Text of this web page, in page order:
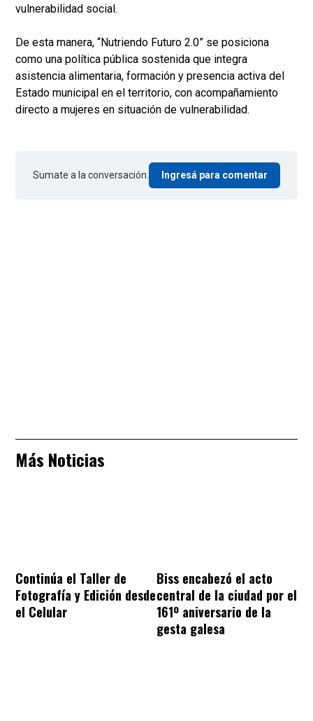
vulnerabilidad social.
De esta manera, “Nutriendo Futuro 2.0” se posiciona
como una política pública sostenida que integra
asistencia alimentaria, formación y presencia activa del
Estado municipal en el territorio, con acompañamiento
directo a mujeres en situación de vulnerabilidad.
Sumate a la conversación. Ingresá para comentar
Más Noticias
Continúa el Taller de
Fotografía y Edición desde
el Celular
Biss encabezó el acto
central de la ciudad por el
161º aniversario de la
gesta galesa